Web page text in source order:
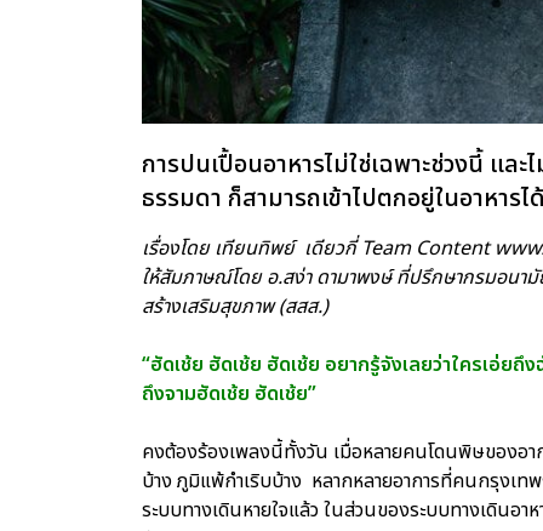
การปนเปื้อนอาหารไม่ใช่เฉพาะช่วงนี้ แล
ธรรมดา ก็สามารถเข้าไปตกอยู่ในอาหารไ
เรื่องโดย เทียนทิพย์ เดียวกี่ Team Content
ให้สัมภาษณ์โดย อ.สง่า ดามาพงษ์ ที่ปรึกษากรมอน
สร้างเสริมสุขภาพ (สสส.)
“ฮัดเช้ย ฮัดเช้ย ฮัดเช้ย อยากรู้จังเลยว่าใครเอ่ย
ถึงจามฮัดเช้ย ฮัดเช้ย”
คงต้องร้องเพลงนี้ทั้งวัน เมื่อหลายคนโดนพิษของอา
บ้าง ภูมิแพ้กำเริบบ้าง หลากหลายอาการที่คนกรุงเ
ระบบทางเดินหายใจแล้ว ในส่วนของระบบทางเดินอ